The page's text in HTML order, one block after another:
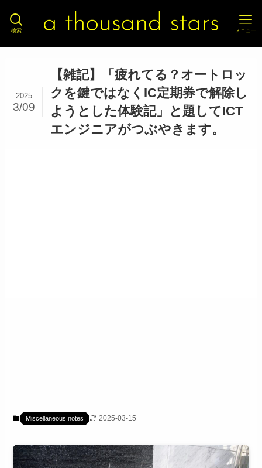
検索 メニュー
【雑記】「疲れてる？オートロッ
クを鍵ではなくIC定期券で解除し
ようとした体験記」と題してICT
エンジニアがつぶやきます。
2025
3/09
Miscellaneous notes 2025-03-15